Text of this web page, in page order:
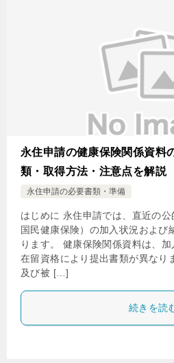
永住申請の健康保険関係資料
類・取得方法・注意点を解説
永住申請の必要書類・準備
はじめに 永住申請では、直近の公
国民健康保険）の加入状況および
ります。 健康保険関係資料は、
在留資格により提出書類が異なり
及び被 […]
続きを読